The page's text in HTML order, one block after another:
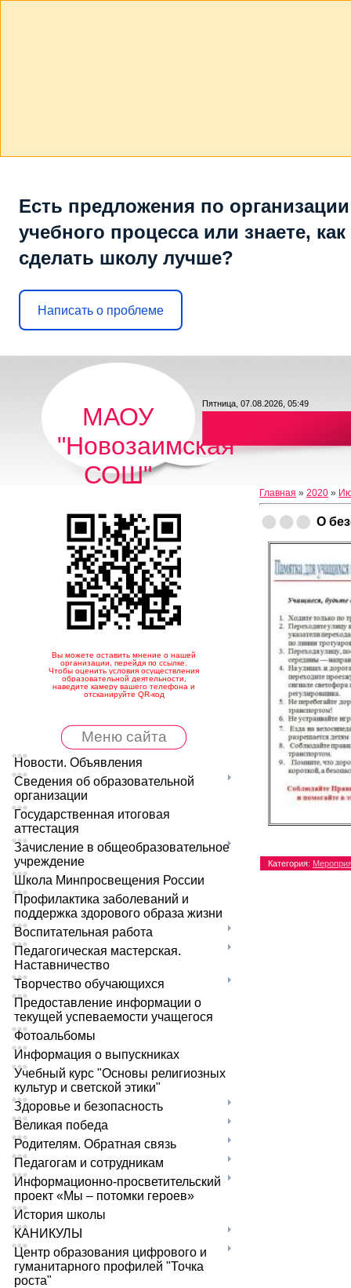
Есть предложения по организации
учебного процесса или знаете, как
сделать школу лучше?
Написать о проблеме
МАОУ
"Новозаимская
СОШ"
Пятница, 07.08.2026, 05:49
Вы можете оставить мнение о нашей
организации, перейдя по ссылке.
Чтобы оценить условия осуществления
образовательной деятельности,
наведите камеру вашего телефона и
отсканируйте QR-код
Меню сайта
Новости. Объявления
Сведения об образовательной
организации
Государственная итоговая
аттестация
Зачисление в общеобразовательное
учреждение
Школа Минпросвещения России
Профилактика заболеваний и
поддержка здорового образа жизни
Воспитательная работа
Педагогическая мастерская.
Наставничество
Творчество обучающихся
Предоставление информации о
текущей успеваемости учащегося
Фотоальбомы
Информация о выпускниках
Учебный курс "Основы религиозных
культур и светской этики"
Здоровье и безопасность
Великая победа
Родителям. Обратная связь
Педагогам и сотрудникам
Информационно-просветительский
проект «Мы – потомки героев»
История школы
КАНИКУЛЫ
Центр образования цифрового и
гуманитарного профилей "Точка
роста"
Главная » 2020 »
О
Категория: